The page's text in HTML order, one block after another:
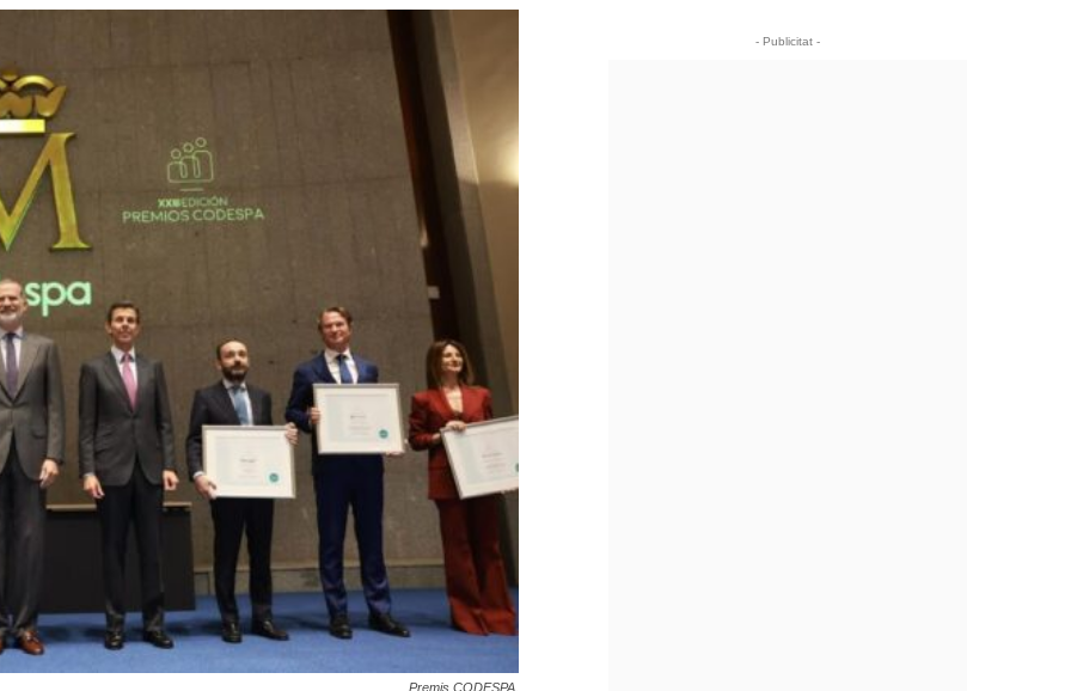
Premis CODESPA.
- Publicitat -